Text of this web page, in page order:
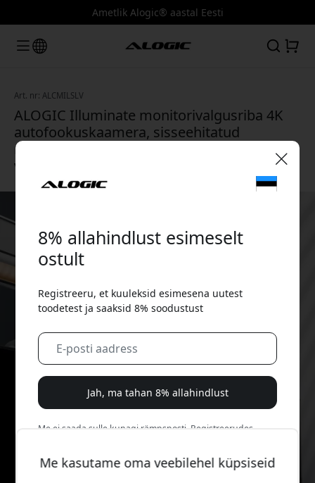
Ametlik Alogic® aastal Eesti
Art. nr: ALCMILSLV
ALOGIC Illuminate monitorivalgusriba 4K
autofookuskaamera, sisseehitatud
mikrofoni ja USB-C-ga videokoosolekute ja
voogedastuse jaoks - Silver
Me kasutame oma veebilehel küpsiseid
8% allahindlust esimeselt
ostult
Registreeru, et kuuleksid esimesena uutest
toodetest ja saaksid 8% soodustust
Jah, ma tahan 8% allahindlust
Me ei saada sulle kunagi rämpsposti. Registreerudes
sarjade ja eripakkumistega.
🎉 Sinu sooduskood:
Kasuta seda koodi kassas, et saada 8%
allahindlust.